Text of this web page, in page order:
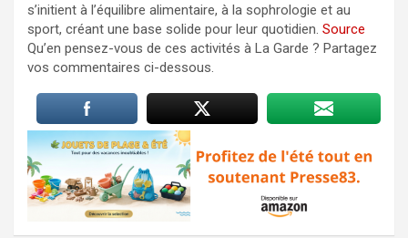
s’initient à l’équilibre alimentaire, à la sophrologie et au
sport, créant une base solide pour leur quotidien. Source
Qu’en pensez-vous de ces activités à La Garde ? Partagez
vos commentaires ci-dessous.